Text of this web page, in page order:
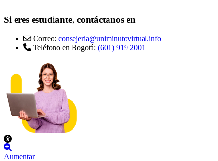
Si eres estudiante, contáctanos en
Correo: consejeria@uniminutovirtual.info
Teléfono en Bogotá: (601) 919 2001
Aumentar